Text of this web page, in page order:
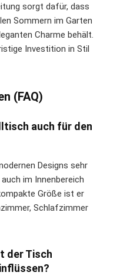
sorgt dafür, dass
Sommern im Garten
Charme behält.
Investition in Stil
(FAQ)
auch für den
Designs sehr
im Innenbereich
Größe ist er
Schlafzimmer
der Tisch